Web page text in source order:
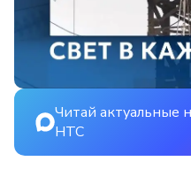
Читай актуальные
НТС